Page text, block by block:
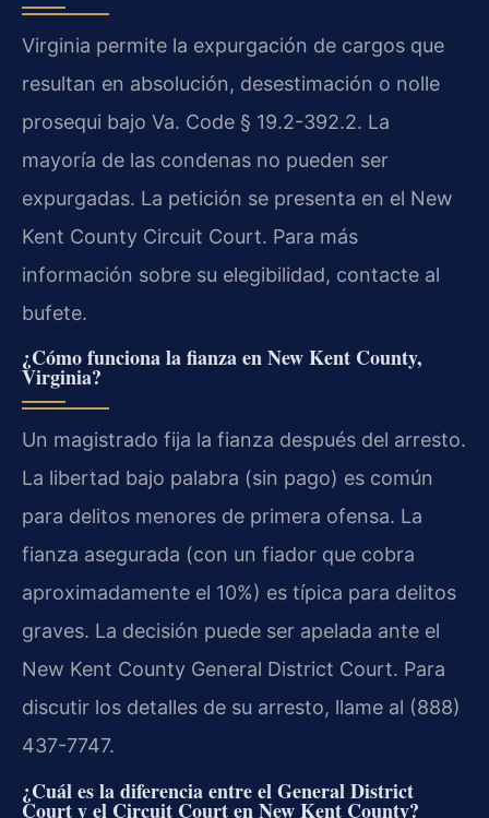
Virginia permite la expurgación de cargos que
resultan en absolución, desestimación o nolle
prosequi bajo Va. Code § 19.2-392.2. La
mayoría de las condenas no pueden ser
expurgadas. La petición se presenta en el New
Kent County Circuit Court. Para más
información sobre su elegibilidad, contacte al
bufete.
¿Cómo funciona la fianza en New Kent County,
Virginia?
Un magistrado fija la fianza después del arresto.
La libertad bajo palabra (sin pago) es común
para delitos menores de primera ofensa. La
fianza asegurada (con un fiador que cobra
aproximadamente el 10%) es típica para delitos
graves. La decisión puede ser apelada ante el
New Kent County General District Court. Para
discutir los detalles de su arresto, llame al (888)
437-7747.
¿Cuál es la diferencia entre el General District
Court y el Circuit Court en New Kent County?